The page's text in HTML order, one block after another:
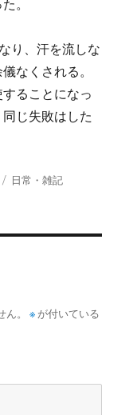
。
り、汗を流しな
なくされる。
ることになっ
じ失敗はした
タ
日常・雑記
。 ※が付いている